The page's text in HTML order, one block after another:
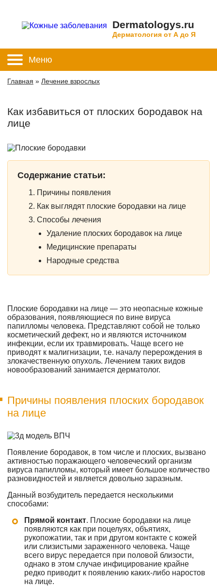
Dermatologys.ru
Дерматология от А до Я
Меню
Главная » Лечение взрослых
Как избавиться от плоских бородавок на
лице
Содержание статьи:
Причины появления
Как выглядят плоские бородавки на лице
Способы лечения
Удаление плоских бородавок на лице
Медицинские препараты
Народные средства
Плоские бородавки на лице — это неопасные кожные
образования, появляющиеся по вине вируса
папилломы человека. Представляют собой не только
косметический дефект, но и являются источником
инфекции, если их травмировать. Чаще всего не
приводят к малигнизации, т.е. началу перерождения в
злокачественную опухоль. Лечением таких видов
новообразований занимается дерматолог.
Причины появления плоских бородавок
на лице
Появление бородавок, в том числе и плоских, вызвано
активностью поражающего человеческий организм
вируса папилломы, который имеет большое количество
разновидностей и является довольно заразным.
Данный возбудитель передается несколькими
способами:
Прямой контакт. Плоские бородавки на лице
появляются как при поцелуях, объятиях,
рукопожатии, так и при другом контакте с кожей
или слизистыми зараженного человека. Чаще
всего вирус передается при половой близости,
однако в этом случае инфицирование крайне
редко приводит к появлению каких-либо наростов
на лице.